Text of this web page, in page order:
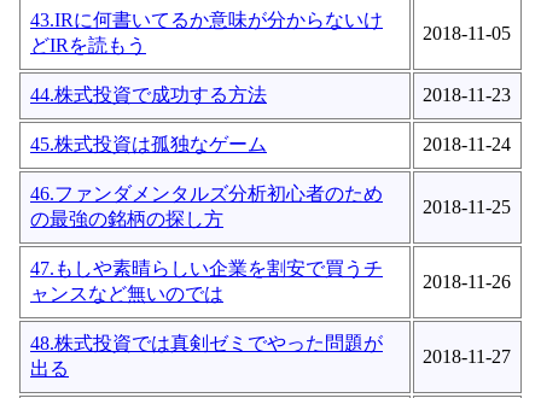
43.IRに何書いてるか意味が分からないけ
どIRを読もう
2018-11-05
44.株式投資で成功する方法 2018-11-23
45.株式投資は孤独なゲーム 2018-11-24
46.ファンダメンタルズ分析初心者のため
の最強の銘柄の探し方
2018-11-25
47.もしや素晴らしい企業を割安で買うチ
ャンスなど無いのでは
2018-11-26
48.株式投資では真剣ゼミでやった問題が
出る
2018-11-27